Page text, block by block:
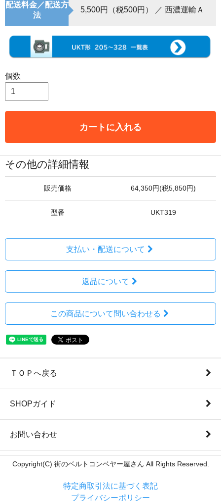
配送料金／配送方
法
5,500円（税500円） ／ 西濃運輸Ａ
個数
カートに入れる
その他の詳細情報
販売価格 64,350円(税5,850円)
型番 UKT319
支払い・配送について
返品について
この商品について問い合わせる
ＴＯＰへ戻る
SHOPガイド
お問い合わせ
Copyright(C) 街のベルトコンベヤー屋さん All Rights Reserved.
特定商取引法に基づく表記
プライバシーポリシー